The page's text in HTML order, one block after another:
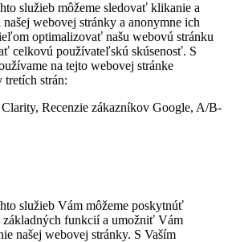
služieb môžeme sledovať klikanie a
webovej stránky a anonymne ich
optimalizovať našu webovú stránku
celkovú používateľskú skúsenosť. S
na tejto webovej stránke
tretích strán:
Recenzie zákazníkov Google, A/B-
služieb Vám môžeme poskytnúť
základných funkcií a umožniť Vám
našej webovej stránky. S Vaším